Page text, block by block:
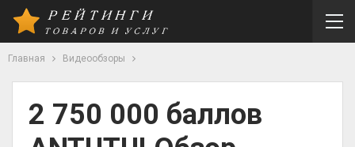
Главная Видеообзоры
2 750 000 баллов